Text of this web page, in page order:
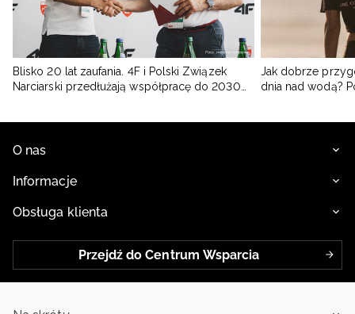
Blisko 20 lat zaufania. 4F i Polski Związek
Narciarski przedłużają współpracę do 2030
Jak dobrze
dnia nad wodą?
O nas
Informacje
Obsługa klienta
Przejdź do Centrum Wsparcia